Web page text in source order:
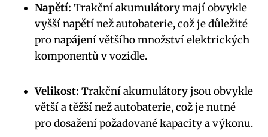
Napětí: Trakční akumulátory mají obvykle
vyšší napětí než autobaterie, což je důležité
pro napájení většího množství elektrických
komponentů v vozidle.
Velikost: Trakční akumulátory jsou obvykle
větší a těžší než autobaterie, což je nutné
pro dosažení požadované kapacity a výkonu.